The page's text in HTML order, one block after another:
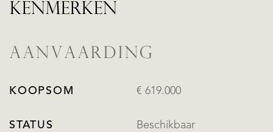
KENMERKEN
AANVAARDING
KOOPSOM € 619.000
STATUS Beschikbaar